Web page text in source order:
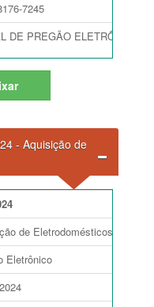
7245
DE PREGÃO ELETRÔNICO
- Aquisição de
de Eletrodomésticos
Eletrônico